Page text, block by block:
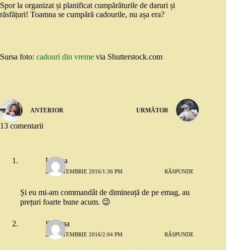
Spor la organizat și planificat cumpărăturile de daruri și
răsfățuri! Toamna se cumpără cadourile, nu așa era?
Sursa foto: cadouri din vreme via Shutterstock.com
ANTERIOR URMĂTOR
13 comentarii
Liliana
20 SEPTEMBRIE 2016/1:36 PM RĂSPUNDE
Și eu mi-am commandât de dimineață de pe emag, au
prețuri foarte bune acum. 😉
Simona
20 SEPTEMBRIE 2016/2:04 PM RĂSPUNDE